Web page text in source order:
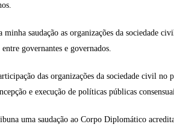
minha saudação as organizações da sociedade
governantes e governados.
das organizações da sociedade civil no
e execução de políticas públicas
uma saudação ao Corpo Diplomático